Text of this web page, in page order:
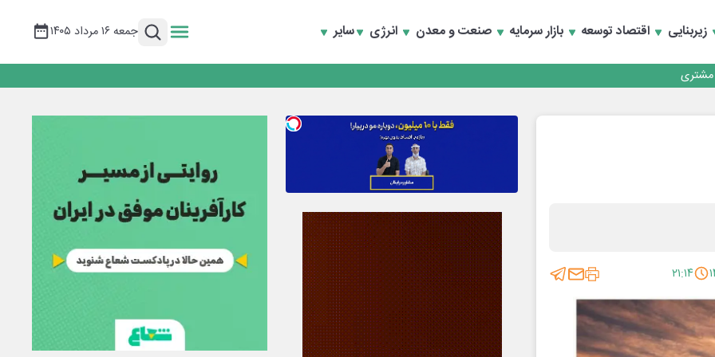
زیربنایی اقتصاد توسعه بازار سرمایه صنعت و معدن انرژی سایر جمعه ۱۶ مرداد ۱۴۰۵
و بازسازی اعتماد مشتریان
مشتری
و بازسازی اعتماد مشتریان
۲۱:۱۴